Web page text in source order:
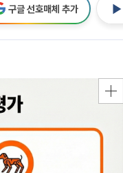
구글 선호매체 추가